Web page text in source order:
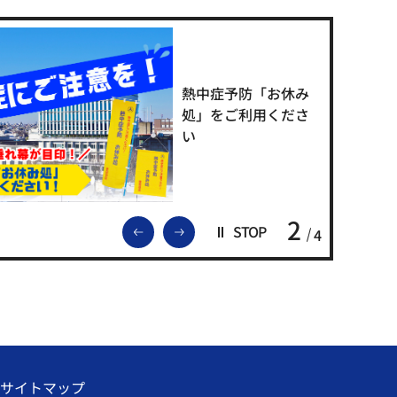
前のスライドを表示
次のスライドを表示
STOP 2 4
熱中症予防「お休み
処」をご利用くださ
い
サイトマップ